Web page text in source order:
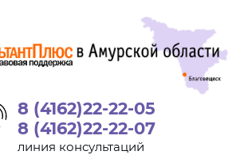
8 (4162)22-22-05
8 (4162)22-22-07
линия консультаций